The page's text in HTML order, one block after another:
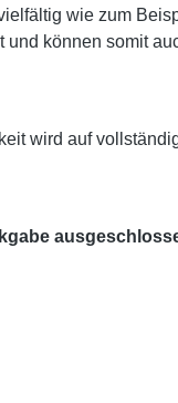
wie zum
können somit
wird auf